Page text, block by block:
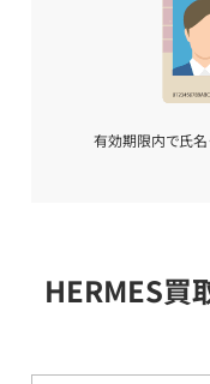
有効期限内で氏名
HERMES買